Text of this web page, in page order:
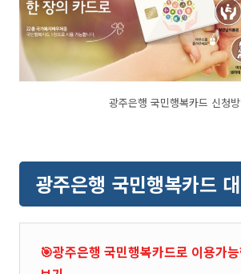
광주은행 국민행복카드 신청
광주은행 국민행복카드
🎯광주은행 국민행복카드로 이용가